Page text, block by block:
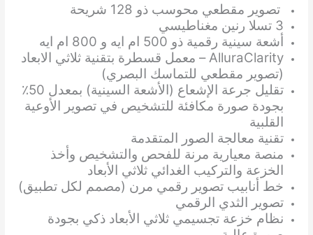
تصوير مقطعي محوسب ذو 128 شريحة
3 تسلا رنين مغناطيسي
أشعة سينية رقمية ذو 500 ام ايه و 800 ام ايه
AlluraClarity – معمل قسطرة بتقنية ثلاثي الابعاد
(تصوير مقطعي للتماسك البصري)
تقليل جرعة الإشعاع (الأشعة السينية) بمعدل 50٪
بجودة صورة مكافئة للتشخيص في تصوير الأوعية
القلبية
تقنية معالجة الصور المتقدمة
منصة معيارية مرنة للفحص والتشخيص وأخذ
الخزعة والتركيب الغدائي ثلاثي الأبعاد
خط أنابيب تصوير رقمي مرن (مصمم لكل تطبيق)
تصوير الثدي الرقمي
نظام خزعة تجسيمي ثلاثي الأبعاد ذكي بجودة